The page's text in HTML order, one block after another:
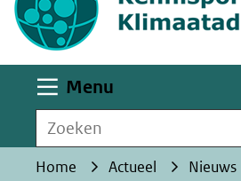
deze
website
worden
toegestaan
geweigerd.
Menu
Zoeken
Home Actueel
Nieuws